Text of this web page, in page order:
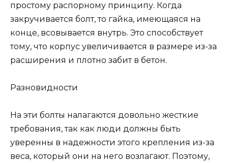
простому распорному принципу. Когда
закручивается болт, то гайка, имеющаяся на
конце, всовывается внутрь. Это способствует
тому, что корпус увеличивается в размере из-за
расширения и плотно забит в бетон.
Разновидности
На эти болты налагаются довольно жесткие
требования, так как люди должны быть
уверенны в надежности этого крепления из-за
веса, который они на него возлагают. Поэтому,